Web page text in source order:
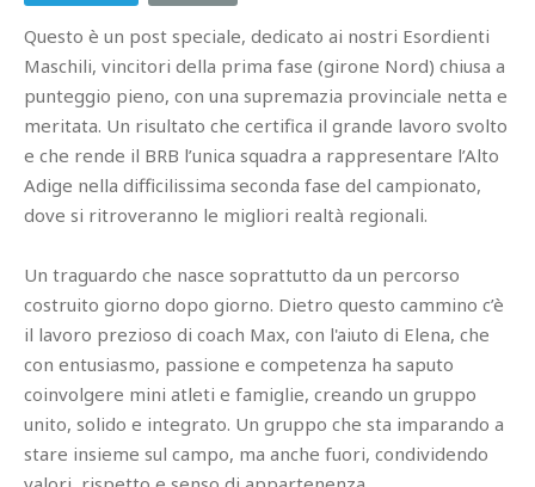
Questo è un post speciale, dedicato ai nostri Esordienti
Maschili, vincitori della prima fase (girone Nord) chiusa a
punteggio pieno, con una supremazia provinciale netta e
meritata. Un risultato che certifica il grande lavoro svolto
e che rende il BRB l’unica squadra a rappresentare l’Alto
Adige nella difficilissima seconda fase del campionato,
dove si ritroveranno le migliori realtà regionali.
Un traguardo che nasce soprattutto da un percorso
costruito giorno dopo giorno. Dietro questo cammino c’è
il lavoro prezioso di coach Max, con l'aiuto di Elena, che
con entusiasmo, passione e competenza ha saputo
coinvolgere mini atleti e famiglie, creando un gruppo
unito, solido e integrato. Un gruppo che sta imparando a
stare insieme sul campo, ma anche fuori, condividendo